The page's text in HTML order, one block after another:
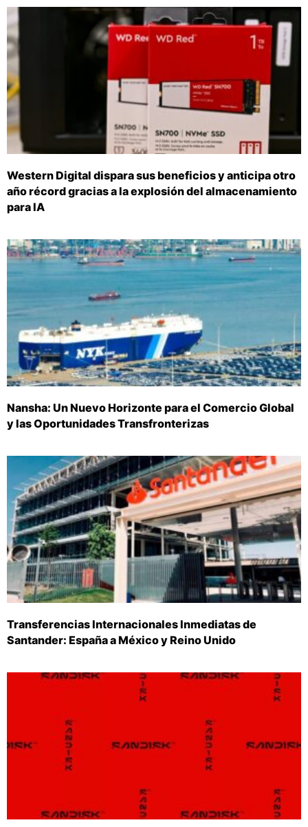
Western Digital dispara sus beneficios y anticipa otro
año récord gracias a la explosión del almacenamiento
para IA
Nansha: Un Nuevo Horizonte para el Comercio Global
y las Oportunidades Transfronterizas
Transferencias Internacionales Inmediatas de
Santander: España a México y Reino Unido